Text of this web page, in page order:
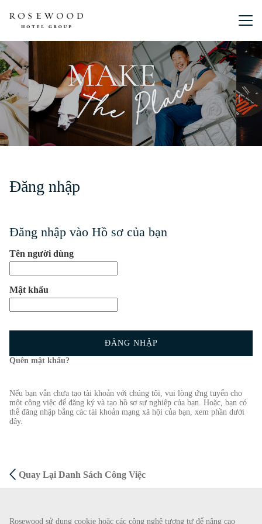
Rosewood sử dụng cookie hoặc các công nghệ tương tự để nâng cao
Menu
Đăng nhập
Đăng nhập vào Hồ sơ của bạn
Tên người dùng
Mật khẩu
ĐĂNG NHẬP
Quên mật khẩu?
Nếu bạn vẫn chưa tạo tài khoản với chúng tôi, vui lòng ứng tuyển cho
một công việc để đăng ký và tạo hồ sơ sự nghiệp của bạn. Hoặc, bạn có
thể đăng nhập bằng các tài khoản mạng xã hội của bạn, xem phần dưới
đây.
Quay Lại Danh Sách Công Việc
CẢNH BÁO GIAN LẬN